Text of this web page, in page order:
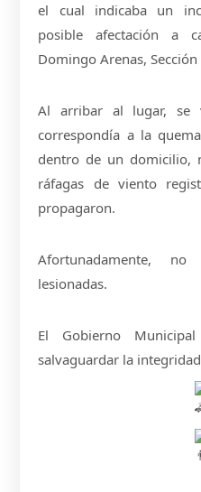
el cual indicaba un
posible afectación a
Domingo Arenas, Sección
Al arribar al lugar, se
correspondía a la
dentro de un domicilio,
ráfagas de viento
propagaron.
Afortunadamente,
lesionadas.
El Gobierno
salvaguardar la